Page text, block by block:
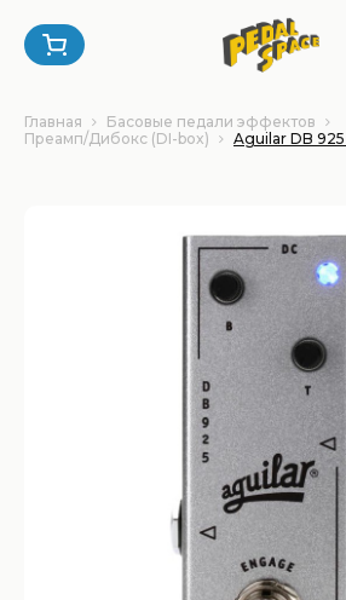
Главная
Басовые педали эффектов
Преамп/Дибокс (DI-box)
Aguilar DB